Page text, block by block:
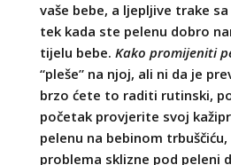
vaše bebe, a ljepljive trake
tek kada ste pelenu dobro
tijelu bebe. Kako promijeniti
“pleše” na njoj, ali ni da je
brzo ćete to raditi rutinski,
početak provjerite svoj
pelenu na bebinom
problema sklizne pod peleni